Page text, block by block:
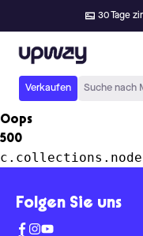
30 Tage
Upway
Verkaufen Suche nach
Oops
500
Folgen Sie uns